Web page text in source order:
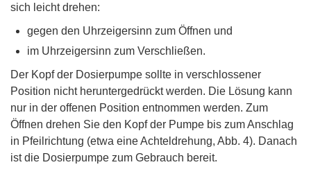
sich leicht drehen:
gegen den Uhrzeigersinn zum Öffnen und
im Uhrzeigersinn zum Verschließen.
Der Kopf der Dosierpumpe sollte in verschlossener
Position nicht heruntergedrückt werden. Die Lösung kann
nur in der offenen Position entnommen werden. Zum
Öffnen drehen Sie den Kopf der Pumpe bis zum Anschlag
in Pfeilrichtung (etwa eine Achteldrehung, Abb. 4). Danach
ist die Dosierpumpe zum Gebrauch bereit.